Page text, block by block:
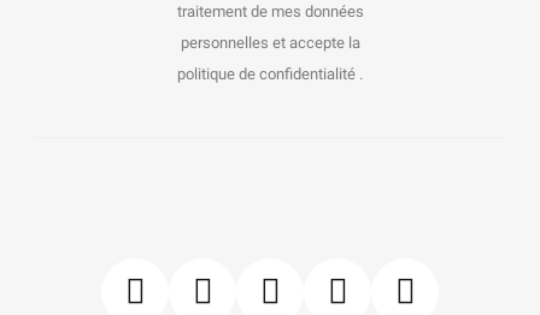
traitement de mes données
personnelles et accepte la
politique de confidentialité .